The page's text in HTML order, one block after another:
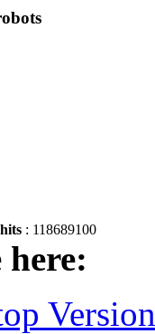
: 118689100
here:
Version